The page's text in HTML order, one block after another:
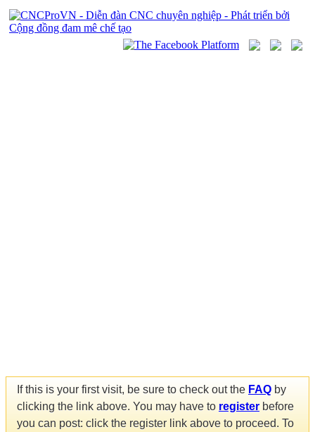
If this is your first visit, be sure to check out the FAQ by
clicking the link above. You may have to register before
you can post: click the register link above to proceed. To